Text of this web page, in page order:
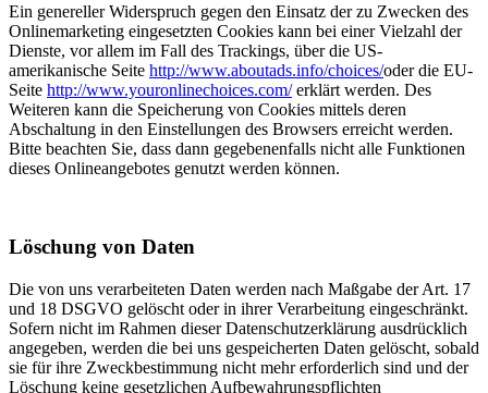
Ein genereller Widerspruch gegen den Einsatz der zu Zwecken des
Onlinemarketing eingesetzten Cookies kann bei einer Vielzahl der
Dienste, vor allem im Fall des Trackings, über die US-
amerikanische Seite http://www.aboutads.info/choices/oder die EU-
Seite http://www.youronlinechoices.com/erklärt werden. Des
Weiteren kann die Speicherung von Cookies mittels deren
Abschaltung in den Einstellungen des Browsers erreicht werden.
Bitte beachten Sie, dass dann gegebenenfalls nicht alle Funktionen
dieses Onlineangebotes genutzt werden können.
Löschung von Daten
Die von uns verarbeiteten Daten werden nach Maßgabe der Art. 17
und 18 DSGVO gelöscht oder in ihrer Verarbeitung eingeschränkt.
Sofern nicht im Rahmen dieser Datenschutzerklärung ausdrücklich
angegeben, werden die bei uns gespeicherten Daten gelöscht, sobald
sie für ihre Zweckbestimmung nicht mehr erforderlich sind und der
Löschung keine gesetzlichen Aufbewahrungspflichten